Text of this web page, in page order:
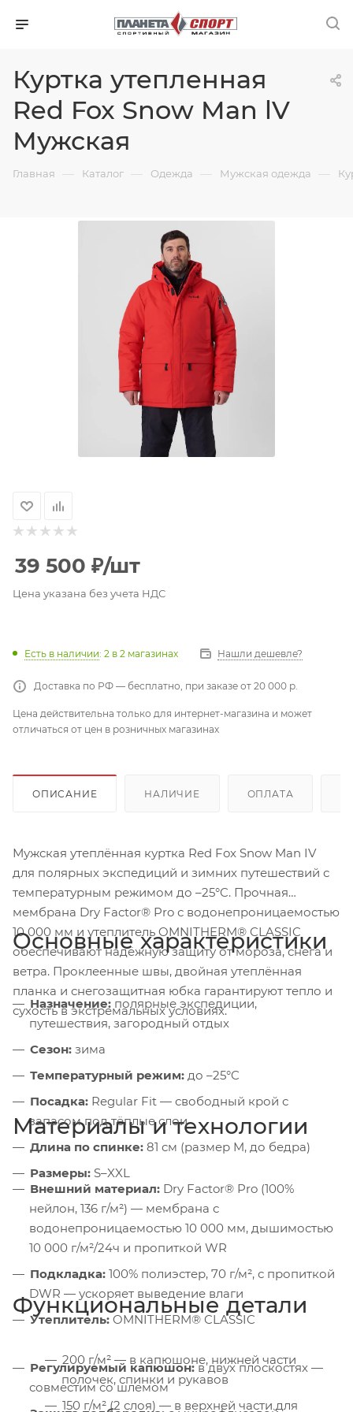
Куртка утепленная
Red Fox Snow Man lV
Мужская
Главная — Каталог — Одежда — Мужская одежда —
39 500 ₽/шт
Цена указана без учета НДС
Есть в наличии: 2 в 2 магазинах Нашли дешевле?
Доставка по РФ — бесплатно, при заказе от 20 000 р.
Цена действительна только для интернет-магазина и может
отличаться от цен в розничных магазинах
ОПИСАНИЕ НАЛИЧИЕ ОПЛАТА
Мужская утеплённая куртка Red Fox Snow Man IV
для полярных экспедиций и зимних путешествий с
температурным режимом до –25°C. Прочная
мембрана Dry Factor® Pro с водонепроницаемостью
10 000 мм и утеплитель OMNITHERM® CLASSIC
обеспечивают надёжную защиту от мороза, снега и
ветра. Проклеенные швы, двойная утеплённая
планка и снегозащитная юбка гарантируют тепло и
сухость в экстремальных условиях.
Основные характеристики
Назначение: полярные экспедиции,
путешествия, загородный отдых
Сезон: зима
Температурный режим: до –25°C
Посадка: Regular Fit — свободный крой с
запасом под тёплые слои
Длина по спинке: 81 см (размер M, до бедра)
Размеры: S–XXL
Материалы и технологии
Внешний материал: Dry Factor® Pro (100%
нейлон, 136 г/м²) — мембрана с
водонепроницаемостью 10 000 мм, дышимостью
10 000 г/м²/24ч и пропиткой WR
Подкладка: 100% полиэстер, 70 г/м², с пропиткой
DWR — ускоряет выведение влаги
Утеплитель: OMNITHERM® CLASSIC
200 г/м² — в капюшоне, нижней части
полочек, спинки и рукавов
150 г/м² (2 слоя) — в верхней части для
Функциональные детали
Регулируемый капюшон:в двух плоскостях —
совместим со шлемом